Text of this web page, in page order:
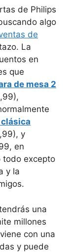
de Philips
algo
de
La
en
que
de mesa 2
y
en
todo excepto
y la
una
millones
con una
y puede